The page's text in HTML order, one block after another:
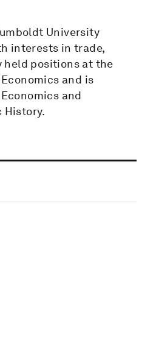
University
interests in trade,
held positions at the
and is
and
History.